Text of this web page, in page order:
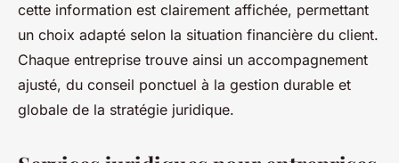
cette information est clairement affichée, permettant
un choix adapté selon la situation financière du client.
Chaque entreprise trouve ainsi un accompagnement
ajusté, du conseil ponctuel à la gestion durable et
globale de la stratégie juridique.